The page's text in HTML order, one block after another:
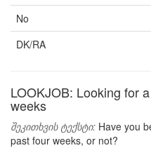
No
DK/RA
LOOKJOB: Looking for
weeks
შეკითხვის ტექსტი: Have you
past four weeks, or not?